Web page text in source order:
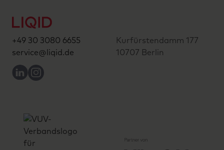
Kurfürstendamm 177
10707 Berlin
+49 30 3080 6655
service@liqid.de